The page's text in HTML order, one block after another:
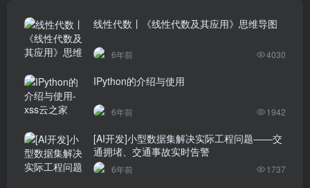
线性代数丨《线性代数及其应用》思维导图
6年前 4030
IPython的介绍与使用
6年前 1942
[AI开发]小型数据集解决实际工程问题——交
通拥堵、交通事故实时告警
6年前 1737